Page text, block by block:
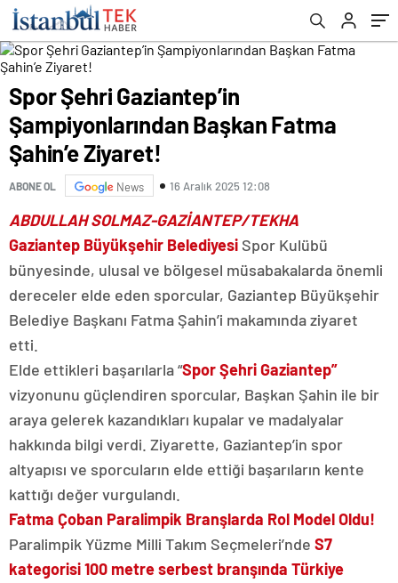
Spor Şehri Gaziantep’in
Şampiyonlarından Başkan Fatma
Şahin’e Ziyaret!
ABONE OL News 16 Aralık 2025 12:08
ABDULLAH SOLMAZ-GAZİANTEP/TEKHA
Gaziantep Büyükşehir Belediyesi Spor Kulübü
bünyesinde, ulusal ve bölgesel müsabakalarda önemli
dereceler elde eden sporcular, Gaziantep Büyükşehir
Belediye Başkanı Fatma Şahin’i makamında ziyaret
etti.
Elde ettikleri başarılarla “Spor Şehri Gaziantep”
vizyonunu güçlendiren sporcular, Başkan Şahin ile bir
araya gelerek kazandıkları kupalar ve madalyalar
hakkında bilgi verdi. Ziyarette, Gaziantep’in spor
altyapısı ve sporcuların elde ettiği başarıların kente
kattığı değer vurgulandı.
Fatma Çoban Paralimpik Branşlarda Rol Model Oldu!
Paralimpik Yüzme Milli Takım Seçmeleri’nde S7
kategorisi 100 metre serbest branşında Türkiye